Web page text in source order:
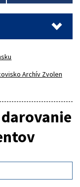
Archív Zvolen